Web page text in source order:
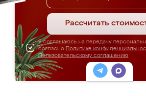
Рассчитать
Я соглашаюсь на передачу
согласно Политике
Пользовательскому соглашению